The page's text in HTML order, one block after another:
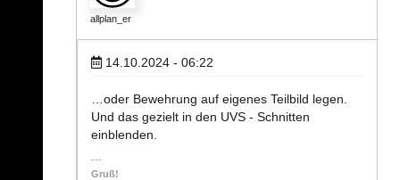
allplan_er
14.10.2024 - 06:22
…oder Bewehrung auf eigenes Teilbild legen.
Und das gezielt in den UVS - Schnitten
einblenden.
Gruß!